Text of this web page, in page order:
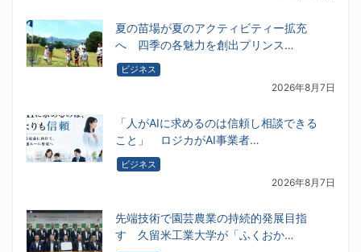
夏の苗場が夏のアクティビティー拡充
へ 四季の各魅力を創出プリンス…
ビジネス
2026年8月7日
「人がAIに求めるのは信頼し相談できる
こと」 ロジカがAI事業者…
ビジネス
2026年8月7日
先端技術で園芸農業の持続的発展目指
す 久留米工業大学が「ふくおか…